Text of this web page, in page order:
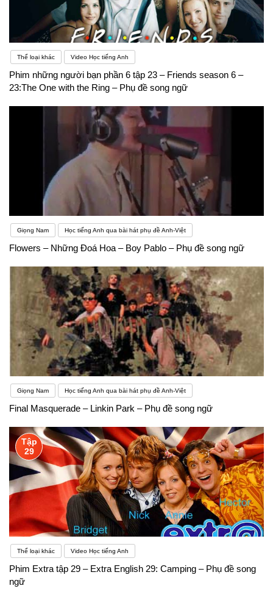
Thể loại khác Video Học tiếng Anh
Phim những người bạn phần 6 tập 23 – Friends season 6 –
23:The One with the Ring – Phụ đề song ngữ
Giọng Nam Học tiếng Anh qua bài hát phụ đề Anh-Việt
Flowers – Những Đoá Hoa – Boy Pablo – Phụ đề song ngữ
Giọng Nam Học tiếng Anh qua bài hát phụ đề Anh-Việt
Final Masquerade – Linkin Park – Phụ đề song ngữ
Tập
29
Thể loại khác Video Học tiếng Anh
Phim Extra tập 29 – Extra English 29: Camping – Phụ đề song
ngữ